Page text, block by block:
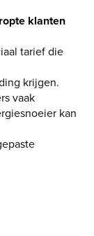
klanten
tarief die
krijgen.
vaak
kan